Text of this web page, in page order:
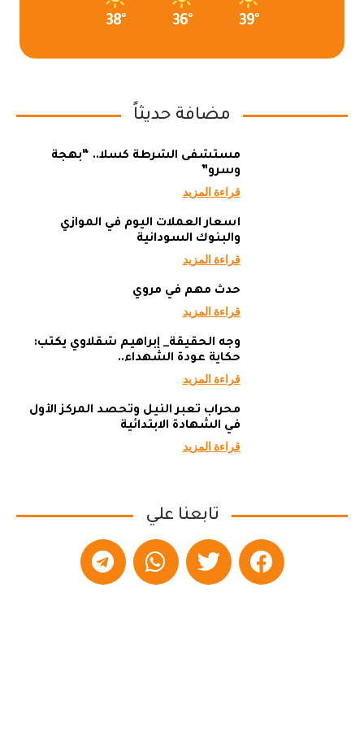
39°
36°
38°
مضافة حديثاً
مستشفى الشرطة كسلا.. “بهجة
وسرو”
قراءة المزيد
أسعار العملات اليوم في الموازي
والبنوك السودانية
قراءة المزيد
حدث مهم في مروي
قراءة المزيد
وجه الحقيقة_ إبراهيم شقلاوي يكتب:
حكاية عودة الشهداء..
قراءة المزيد
محراب تعبر النيل وتحصد المركز الأول
في الشهادة الابتدائية
قراءة المزيد
تابعنا علي